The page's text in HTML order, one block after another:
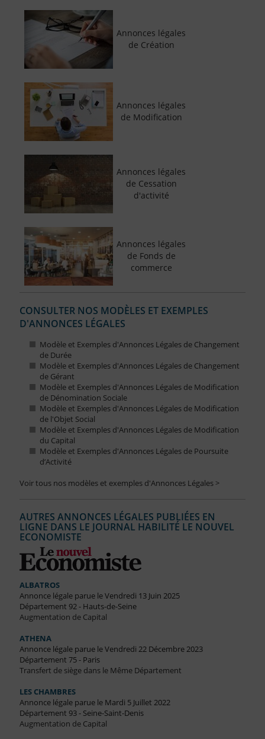
Annonces légales
de Création
Annonces légales
de Modification
Annonces légales
de Cessation
d'activité
Annonces légales
de Fonds de
commerce
CONSULTER NOS MODÈLES ET EXEMPLES
D'ANNONCES LÉGALES
Modèle et Exemples d'Annonces Légales de Changement
de Durée
Modèle et Exemples d'Annonces Légales de Changement
de Gérant
Modèle et Exemples d'Annonces Légales de Modification
de Dénomination Sociale
Modèle et Exemples d'Annonces Légales de Modification
de l'Objet Social
Modèle et Exemples d'Annonces Légales de Modification
du Capital
Modèle et Exemples d'Annonces Légales de Poursuite
d’Activité
Voir tous nos modèles et exemples d'Annonces Légales >
AUTRES ANNONCES LÉGALES PUBLIÉES EN
LIGNE DANS LE JOURNAL HABILITÉ LE NOUVEL
ECONOMISTE
ALBATROS
Annonce légale parue le Vendredi 13 Juin 2025
Département 92 - Hauts-de-Seine
Augmentation de Capital
ATHENA
Annonce légale parue le Vendredi 22 Décembre 2023
Département 75 - Paris
Transfert de siège dans le Même Département
LES CHAMBRES
Annonce légale parue le Mardi 5 Juillet 2022
Département 93 - Seine-Saint-Denis
Augmentation de Capital